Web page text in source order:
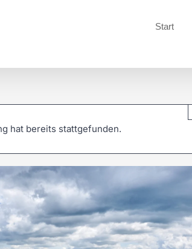
Start
hat bereits stattgefunden.